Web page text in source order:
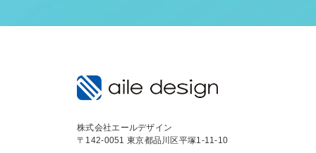
株式会社エールデザイン
〒142-0051 東京都品川区平塚1-11-10